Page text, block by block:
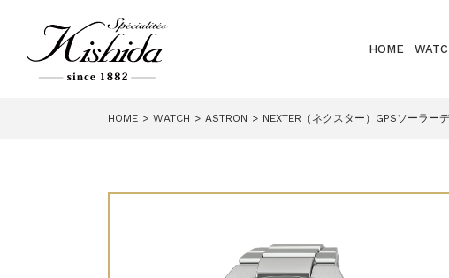
HOME
HOME WATCH ASTRON NEXTER（ネクスター）GPSソーラー